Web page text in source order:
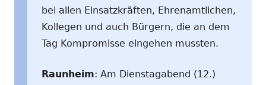
bei allen Einsatzkräften, Ehrenamtlichen,
Kollegen und auch Bürgern, die an dem
Tag Kompromisse eingehen mussten.
Raunheim: Am Dienstagabend (12.)